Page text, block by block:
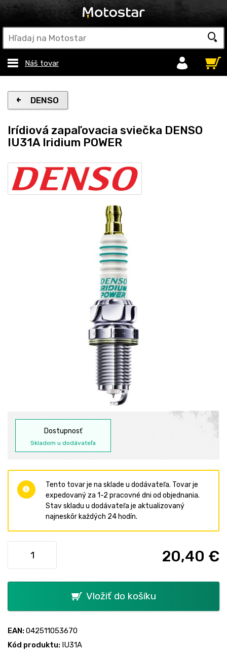
Náš tovar
DENSO
Irídiová zapaľovacia sviečka DENSO
IU31A Iridium POWER
Dostupnosť
Skladom u dodávateľa
Tento tovar je na sklade u dodávateľa. Tovar je
expedovaný za 1-2 pracovné dni od objednania.
Stav skladu u dodávateľa je aktualizovaný
najneskôr každých 24 hodín.
20,40 €
Vložiť do košíku
EAN: 042511053670
Kód produktu: IU31A